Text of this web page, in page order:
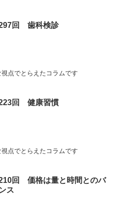
回 歯科検診
点でとらえたコラムです
回 健康習慣
点でとらえたコラムです
回 価格は量と時間とのバ
ス